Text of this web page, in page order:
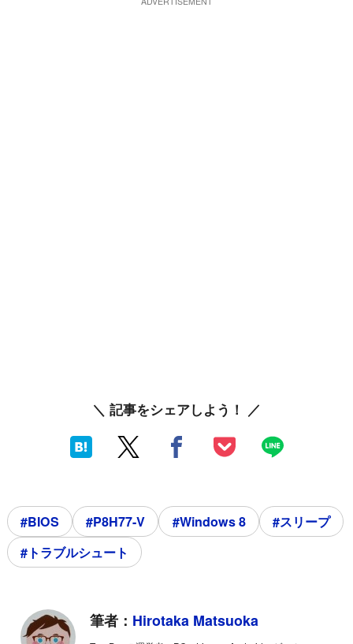
＼ 記事をシェアしよう！ ／
#BIOS #P8H77-V #Windows 8
#スリープ
#トラブルシュート
筆者： Hirotaka Matsuoka